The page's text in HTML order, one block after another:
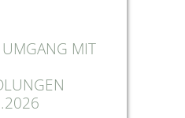
UMGANG MIT